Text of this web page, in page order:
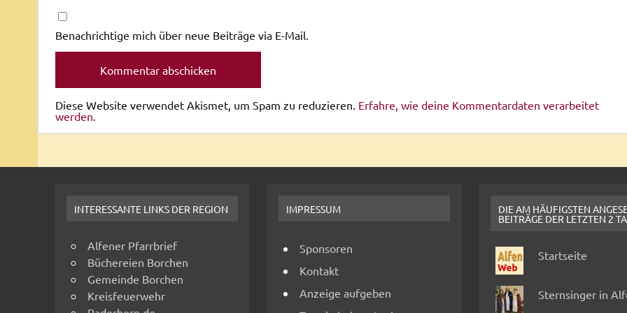
Benachrichtige mich über neue Beiträge via E-Mail.
Diese Website verwendet Akismet, um Spam zu reduzieren. Erfahre, wie deine Kommentardaten verarbeitet
werden.
INTERESSANTE LINKS DER REGION
Alfener Pfarrbrief
Büchereien Borchen
Gemeinde Borchen
Kreisfeuerwehr
IMPRESSUM
Sponsoren
Kontakt
Anzeige aufgeben
DIE AM HÄUFIGSTEN
BEITRÄGE DER LETZTEN 2
Startseite
Sternsinger in